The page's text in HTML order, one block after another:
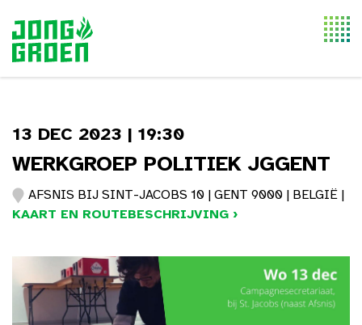
13 DEC 2023 | 19:30
WERKGROEP POLITIEK JGGENT
AFSNIS BIJ SINT-JACOBS 10 | GENT 9000 | BELGIË |
KAART EN ROUTEBESCHRIJVING ›